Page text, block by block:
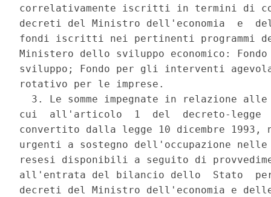
correlativamente iscritti in termini di
decreti del Ministro dell'economia  e
fondi iscritti nei pertinenti programmi
Ministero dello sviluppo economico:
sviluppo; Fondo per gli interventi
rotativo per le imprese.
3. Le somme impegnate in relazione
cui  all'articolo  1  del  decreto-legge
convertito dalla legge 10 dicembre
urgenti a sostegno dell'occupazione
resesi disponibili a seguito di
all'entrata del bilancio dello  Stato
decreti del Ministro dell'economia e